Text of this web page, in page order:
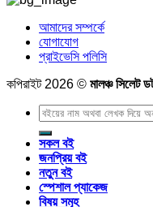
আমাদের সম্পর্কে
যোগাযোগ
প্রাইভেসি পলিসি
কপিরাইট 2026 © মালঞ্চ সিলেট
Search
for:
সকল বই
জনপ্রিয় বই
নতুন বই
স্পেশাল প্যাকেজ
বিষয় সমূহ